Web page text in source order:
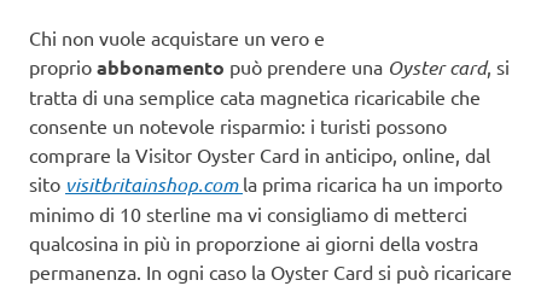
Chi non vuole acquistare un vero e
proprio abbonamento può prendere una Oyster card, si
tratta di una semplice cata magnetica ricaricabile che
consente un notevole risparmio: i turisti possono
comprare la Visitor Oyster Card in anticipo, online, dal
sito visitbritainshop.com la prima ricarica ha un importo
minimo di 10 sterline ma vi consigliamo di metterci
qualcosina in più in proporzione ai giorni della vostra
permanenza. In ogni caso la Oyster Card si può ricaricare